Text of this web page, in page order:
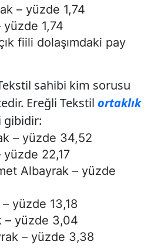
– yüzde 1,74
1,74
fiili dolaşımdaki pay
sahibi kim sorusu
Ereğli Tekstil ortaklık
gibidir:
– yüzde 34,52
22,17
Albayrak – yüzde
yüzde 13,18
– yüzde 3,04
– yüzde 3,38